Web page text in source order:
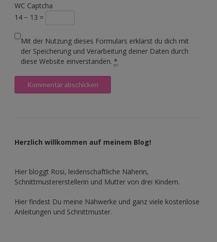
WC Captcha
14 − 13 =
Mit der Nutzung dieses Formulars erklärst du dich mit
der Speicherung und Verarbeitung deiner Daten durch
diese Website einverstanden. *
Herzlich willkommen auf meinem Blog!
Hier bloggt Rosi, leidenschaftliche Näherin,
Schnittmustererstellerin und Mutter von drei Kindern.
Hier findest Du meine Nähwerke und ganz viele kostenlose
Anleitungen und Schnittmuster.